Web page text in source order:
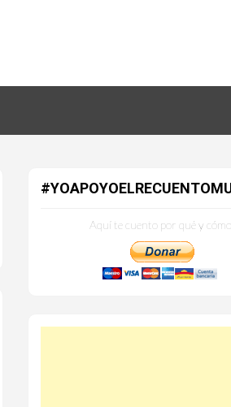
Aquí te cuento por qué y cómo